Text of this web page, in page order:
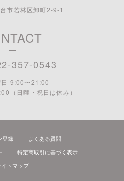
市若林区卸町2-9-1
357-0543
日 9:00〜21:00
（日曜・祝日は休み）
登録
よくある質問
特定商取引に基づく表示
イトマップ